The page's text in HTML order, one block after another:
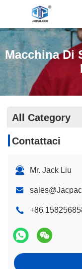
Macchina Di
All Category
Contattaci
Mr. Jack Liu
+86